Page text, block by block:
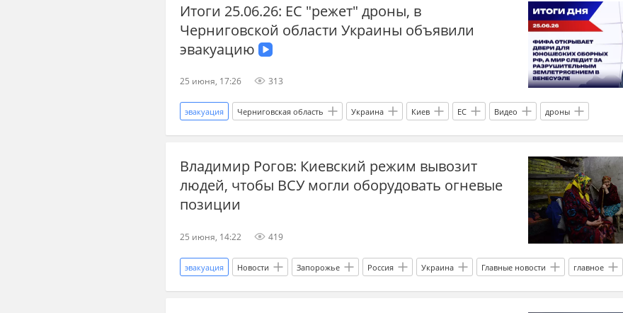
новости СВО Спецоперация Главные новости Украина.ру Дзен
дзен СВО война война на Украине иностранные наемники
Итоги 25.06.26: ЕС "режет" дроны, в
Черниговской области Украины объявили
эвакуацию
25 июня, 17:26 313
эвакуация Черниговская область Украина Киев ЕС Видео дроны
спорт ФИФА Евросоюз транш беспилотники военная помощь Украине
СВО новости СВО сейчас дзен новости СВО
Владимир Рогов: Киевский режим вывозит
людей, чтобы ВСУ могли оборудовать огневые
позиции
25 июня, 14:22 419
эвакуация Новости Запорожье Россия Украина Главные новости главное
наступление ВС РФ мирные жители СВО сводка СВО новости СВО Россия